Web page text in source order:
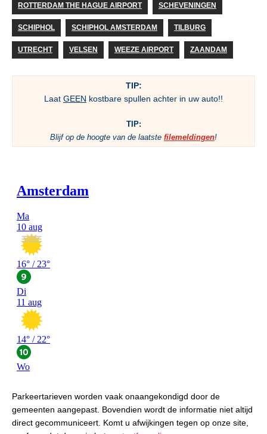
ROTTERDAM THE HAGUE AIRPORT SCHEVENINGEN
SCHIPHOL SCHIPHOL AMSTERDAM TILBURG
UTRECHT VELSEN WEEZE AIRPORT ZAANDAM
TIP:
Laat GEEN kostbare spullen achter in uw auto!!
TIP:
Blijf op de hoogte van de laatste filemeldingen!
Parkeertarieven worden vaak onaangekondigd door de
gemeenten aangepast. Bovendien wordt de informatie niet altijd
direct gecommuniceert. Komt u afwijkingen tegen op onze site,